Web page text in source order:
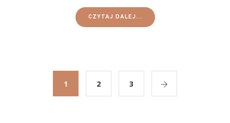
CZYTAJ DALEJ...
1 2 3